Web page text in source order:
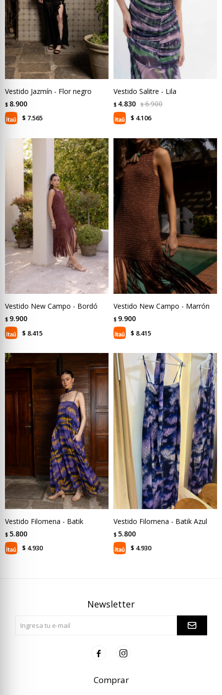
Vestido Jazmín - Flor negro
$ 8.900
$ 7.565
Vestido Salitre - Lila
$ 4.830 $ 6.900
$ 4.106
Vestido New Campo - Bordó
$ 9.900
$ 8.415
Vestido New Campo - Marrón
$ 9.900
$ 8.415
Vestido Filomena - Batik
$ 5.800
$ 4.930
Vestido Filomena - Batik Azul
$ 5.800
$ 4.930
Comprar
Newsletter
 